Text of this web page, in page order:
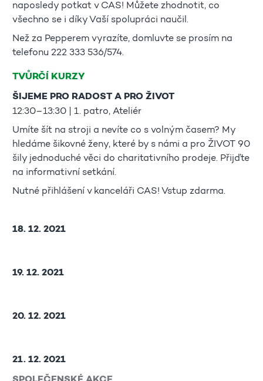
naposledy potkat v CAS! Můžete zhodnotit, co
všechno se i díky Vaší spolupráci naučil.
Než za Pepperem vyrazíte, domluvte se prosím na
telefonu 222 333 536/574.
TVŮRČÍ KURZY
ŠIJEME PRO RADOST A PRO ŽIVOT
12:30–13:30 | 1. patro, Ateliér
Umíte šít na stroji a nevíte co s volným časem? My
hledáme šikovné ženy, které by s námi a pro ŽIVOT 90
šily jednoduché věci do charitativního prodeje. Přijďte
na informativní setkání.
Nutné přihlášení v kanceláři CAS! Vstup zdarma.
18. 12. 2021
19. 12. 2021
20. 12. 2021
21. 12. 2021